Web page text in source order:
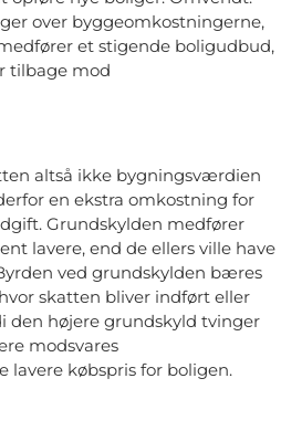
over byggeomkostningerne,
et stigende boligudbud,
tilbage mod
altså ikke bygningsværdien
en ekstra omkostning for
Grundskylden medfører
lavere, end de ellers ville have
ved grundskylden bæres
skatten bliver indført eller
den højere grundskyld tvinger
modsvares
lavere købspris for boligen.